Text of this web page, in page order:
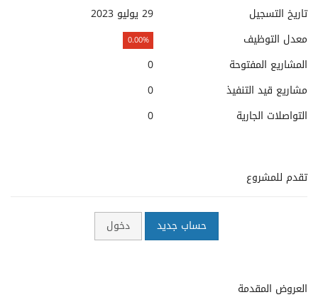
تاريخ التسجيل
29 يوليو 2023
معدل التوظيف
0.00%
المشاريع المفتوحة
0
مشاريع قيد التنفيذ
0
التواصلات الجارية
0
تقدم للمشروع
حساب جديد دخول
العروض المقدمة